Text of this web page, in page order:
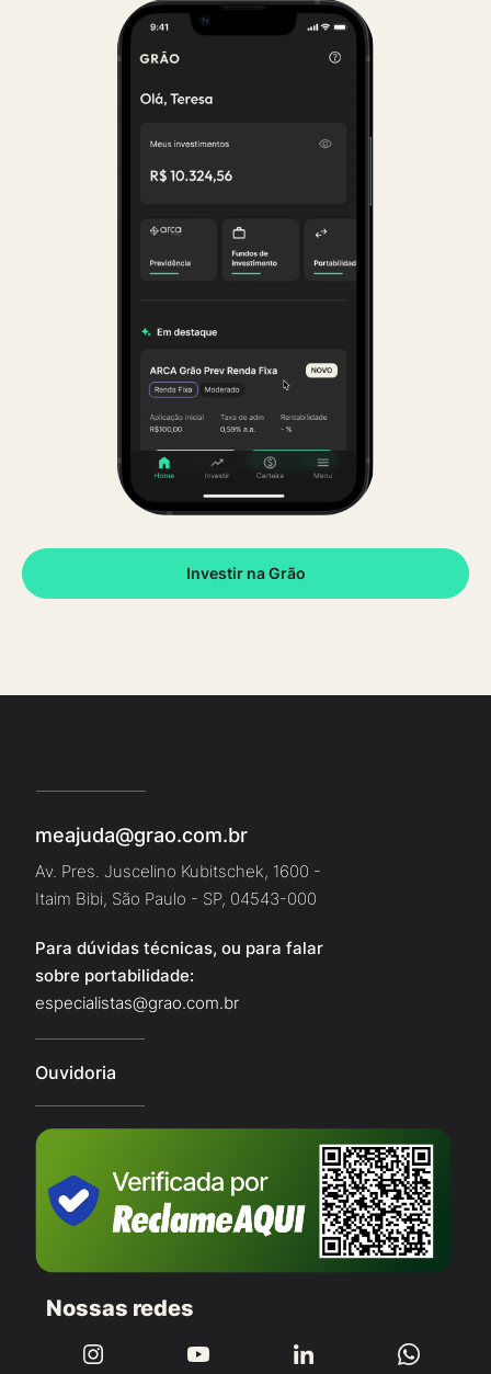
Investir na Grão
meajuda@grao.com.br
Av. Pres. Juscelino Kubitschek, 1600 -
Itaim Bibi, São Paulo - SP, 04543-000
Para dúvidas técnicas, ou para falar
sobre portabilidade:
especialistas@grao.com.br
Ouvidoria
Nossas redes